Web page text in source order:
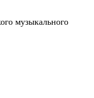
музыкального